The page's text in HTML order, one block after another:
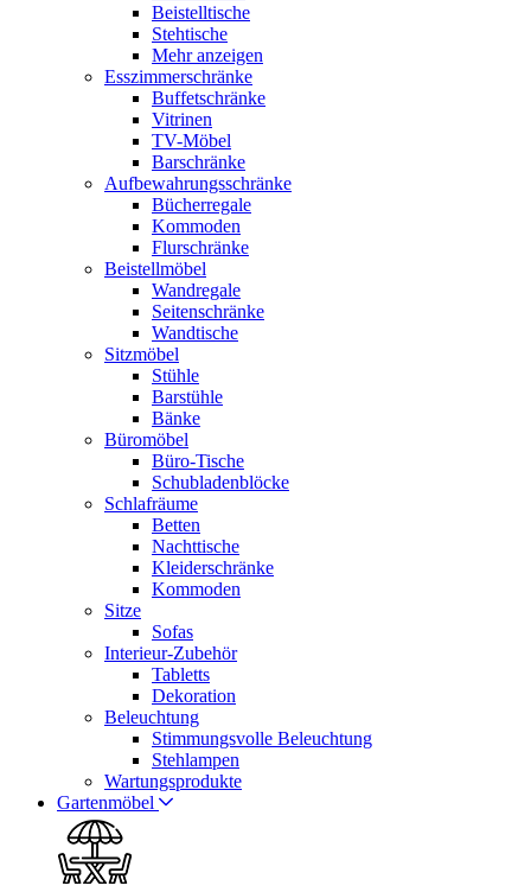
Beistelltische
Stehtische
Mehr anzeigen
Esszimmerschränke
Buffetschränke
Vitrinen
TV-Möbel
Barschränke
Aufbewahrungsschränke
Bücherregale
Kommoden
Flurschränke
Beistellmöbel
Wandregale
Seitenschränke
Wandtische
Sitzmöbel
Stühle
Barstühle
Bänke
Büromöbel
Büro-Tische
Schubladenblöcke
Schlafräume
Betten
Nachttische
Kleiderschränke
Kommoden
Sitze
Sofas
Interieur-Zubehör
Tabletts
Dekoration
Beleuchtung
Stimmungsvolle Beleuchtung
Stehlampen
Wartungsprodukte
Gartenmöbel